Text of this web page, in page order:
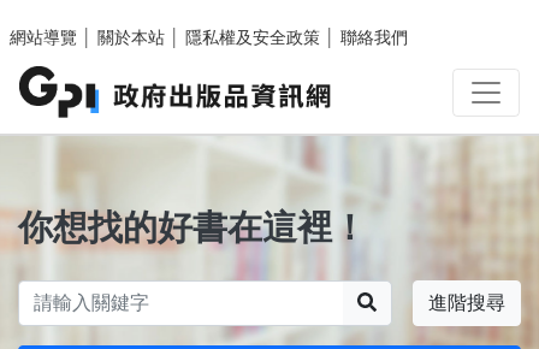
網站導覽
關於本站 隱私權及安全政策 聯絡我們
你想找的好書在這裡！
進階搜尋